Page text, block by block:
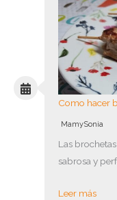
Como hacer
MamySonia
Las
sabrosa y
Leer más